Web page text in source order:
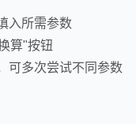
入所需参数
算"按钮
可多次尝试不同参数